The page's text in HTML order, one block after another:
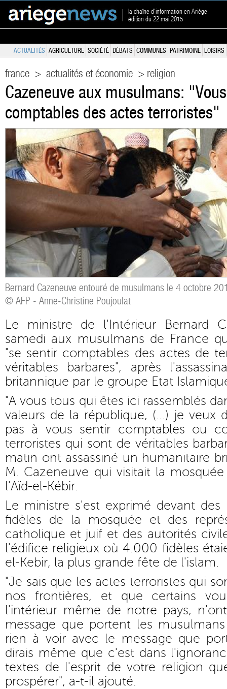
la chaîne d'information en Ariège
édition du 22 mai 2015
ACTUALITÉS AGRICULTURE SOCIÉTÉ DÉBATS COMMUNES PATRIMOINE LOISIRS
france > actualités et économie > religion
Cazeneuve aux musulmans:
comptables des actes terroristes"
Bernard Cazeneuve entouré de musulmans le 4 octobre
© AFP - Anne-Christine Poujoulat
Le ministre de l'Intérieur Bernard
samedi aux musulmans de France
"se sentir comptables des actes de
véritables barbares", après
britannique par le groupe Etat
"A vous tous qui êtes ici rassemblés
valeurs de la république, (...) je veux
pas à vous sentir comptables ou
terroristes qui sont de véritables
matin ont assassiné un humanitaire
M. Cazeneuve qui visitait la
l'Aïd-el-Kébir.
Le ministre s'est exprimé devant des
fidèles de la mosquée et des
catholique et juif et des autorités
l'édifice religieux où 4.000 fidèles
el-Kebir, la plus grande fête de l'islam.
"Je sais que les actes terroristes qui
nos frontières, et que certains
l'intérieur même de notre pays,
message que portent les
rien à voir avec le message que
dirais même que c'est dans
textes de l'esprit de votre religion
prospérer", a-t-il ajouté.